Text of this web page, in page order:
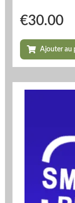
€30.00
Ajouter au